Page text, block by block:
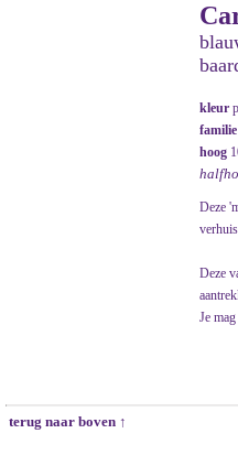
kleur
familie
hoog
Deze
Deze
Je
terug naar boven ↑